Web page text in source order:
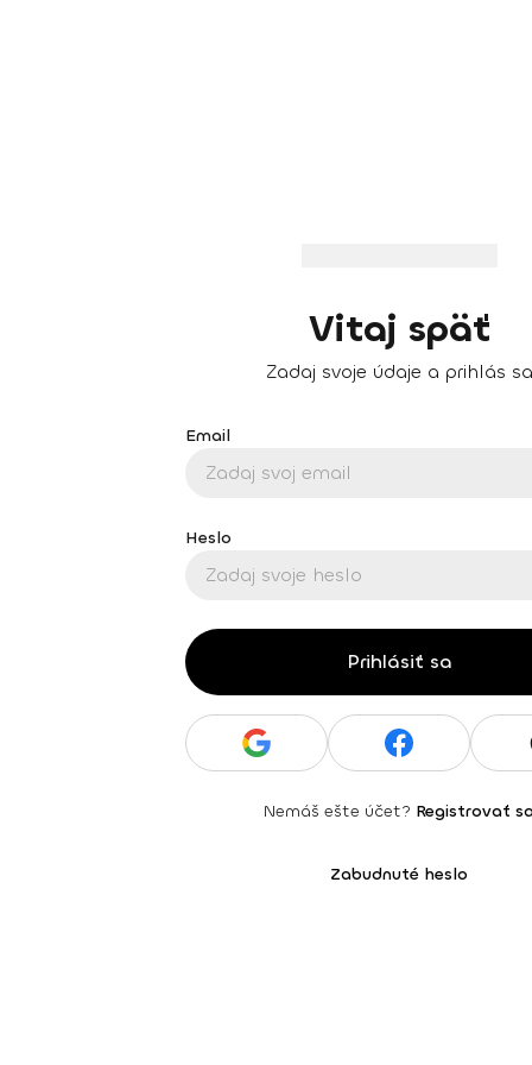
Vitaj späť
Zadaj svoje údaje a prihlás sa
Email
Heslo
Prihlásiť sa
Nemáš ešte účet? Registrovať
Zabudnuté heslo